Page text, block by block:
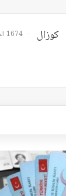
كوزال 1674 المشاركات